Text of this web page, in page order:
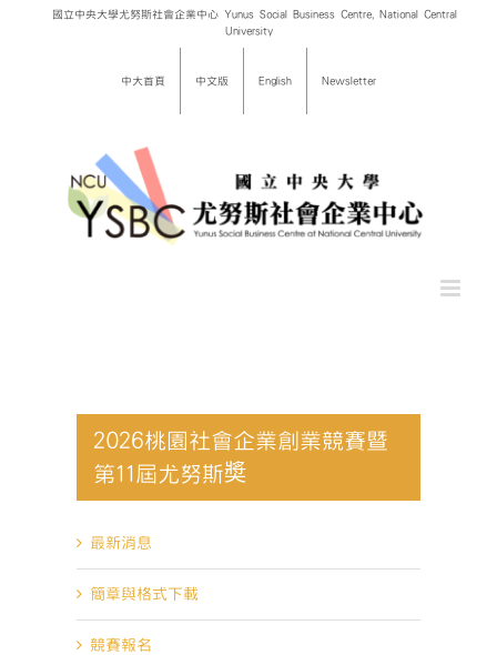
國立中央大學尤努斯社會企業中心 Yunus Social Business Centre, National Central
University
中大首頁 中文版 English Newsletter
2026桃園社會企業創業競賽暨
第11屆尤努斯奬
最新消息
簡章與格式下載
競賽報名